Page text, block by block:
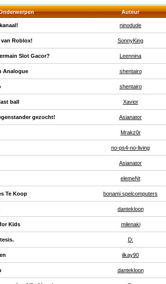
Auteur
ninodude
Roblox! SonnyKing
Slot Gacor? Leennina
Analogue shentairo
shentairo
ball Xavior
gezocht! Asianator
Mrakz0r
no-ps4-no-living
Asianator
elemeNt
Te Koop bonami spelcomputers
dantekloon
Kids milenaki
D:
ilkay90
dantekloon